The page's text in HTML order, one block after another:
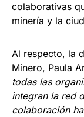
colaborativas
minería y la
Al respecto, la
Minero, Paula
todas las
integran la red
colaboración